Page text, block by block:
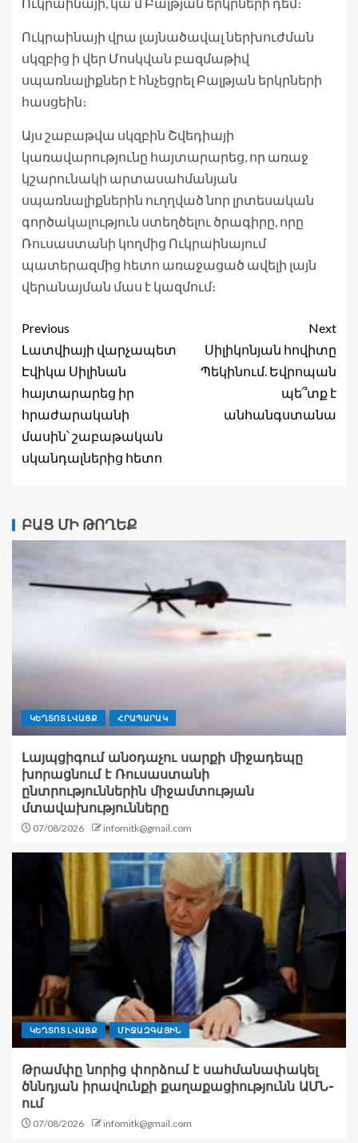
Ուկրաինայի վրա լայնածավալ ներխուժման
սկզբից ի վեր Մոսկվան բազմաթիվ
սպառնալիքներ է հնչեցրել Բալթյան երկրների
հասցեին։
Այս շաբաթվա սկզբին Շվեդիայի
կառավարությունը հայտարարեց, որ առաջ
կշարունակի արտասահմանյան
սպառնալիքներին ուղղված նոր լրտեսական
գործակալություն ստեղծելու ծրագիրը, որը
Ռուսաստանի կողմից Ուկրաինայում
պատերազմից հետո առաջացած ավելի լայն
վերանայման մաս է կազմում։
Previous
Լատվիայի վարչապետ
Էվիկա Սիլինան
հայտարարեց իր
հրաժարականի
մասին՝ շաբաթական
սկանդալներից հետո
Next
Սիլիկոնյան հովիտը
Պեկինում. Եվրոպան
պե՞տք է
անհանգստանա
ԲԱՑ ՄԻ ԹՈՂԵՔ
ԿԵՂՏՈՏ ԼՎԱՑՔ ՀՐԱՊԱՐԱԿ
Լայպցիգում անօդաչու սարքի միջադեպը
խորացնում է Ռուսաստանի
ընտրություններին միջամտության
մտավախությունները
07/08/2026 infomitk@gmail.com
ԿԵՂՏՈՏ ԼՎԱՑՔ ՄԻՋԱԶԳԱՅԻՆ
Թրամփը նորից փորձում է սահմանափակել
ծննդյան իրավունքի քաղաքացիությունն ԱՄՆ-
ում
07/08/2026 infomitk@gmail.com